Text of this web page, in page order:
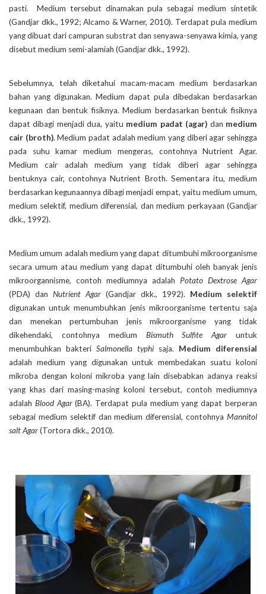
pasti. Medium tersebut dinamakan pula sebagai medium sintetik
(Gandjar dkk., 1992; Alcamo & Warner, 2010). Terdapat pula medium
yang dibuat dari campuran substrat dan senyawa-senyawa kimia, yang
disebut medium semi-alamiah (Gandjar dkk., 1992).
Sebelumnya, telah diketahui macam-macam medium berdasarkan
bahan yang digunakan. Medium dapat pula dibedakan berdasarkan
kegunaan dan bentuk fisiknya. Medium berdasarkan bentuk fisiknya
dapat dibagi menjadi dua, yaitu medium padat (agar) dan medium
cair (broth). Medium padat adalah medium yang diberi agar sehingga
pada suhu kamar medium mengeras, contohnya Nutrient Agar.
Medium cair adalah medium yang tidak diberi agar sehingga
bentuknya cair, contohnya Nutrient Broth. Sementara itu, medium
berdasarkan kegunaannya dibagi menjadi empat, yaitu medium umum,
medium selektif, medium diferensial, dan medium perkayaan (Gandjar
dkk., 1992).
Medium umum adalah medium yang dapat ditumbuhi mikroorganisme
secara umum atau medium yang dapat ditumbuhi oleh banyak jenis
mikroorgannisme, contoh mediumnya adalah Potato Dextrose Agar
(PDA) dan Nutrient Agar (Gandjar dkk., 1992). Medium selektif
digunakan untuk menumbuhkan jenis mikroorganisme tertentu saja
dan menekan pertumbuhan jenis mikroorganisme yang tidak
dikehendaki, contohnya medium Bismuth Sulfite Agar untuk
menumbuhkan bakteri Salmonella typhi saja. Medium diferensial
adalah medium yang digunakan untuk membedakan suatu koloni
mikroba dengan koloni mikroba yang lain disebabkan adanya reaksi
yang khas dari masing-masing koloni tersebut, contoh mediumnya
adalah Blood Agar(BA). Terdapat pula medium yang dapat berperan
sebagai medium selektif dan medium diferensial, contohnya Mannitol
salt Agar(Tortora dkk., 2010).